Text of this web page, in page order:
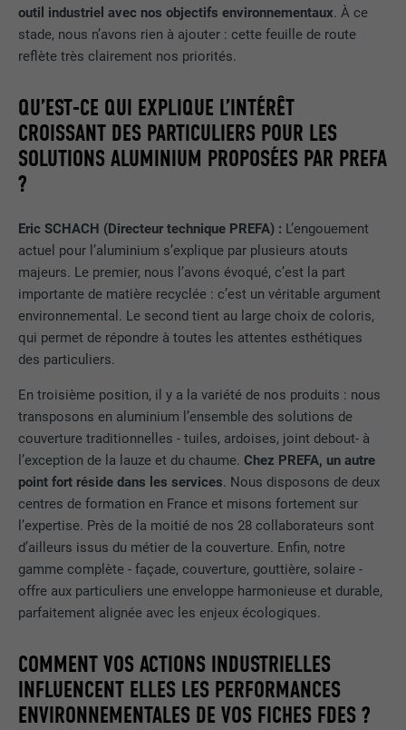
outil industriel avec nos objectifs environnementaux. À ce
stade, nous n’avons rien à ajouter : cette feuille de route
reflète très clairement nos priorités.
QU’EST-CE QUI EXPLIQUE L’INTÉRÊT
CROISSANT DES PARTICULIERS POUR LES
SOLUTIONS ALUMINIUM PROPOSÉES PAR PREFA
?
Eric SCHACH (Directeur technique PREFA) : L’engouement
actuel pour l’aluminium s’explique par plusieurs atouts
majeurs. Le premier, nous l’avons évoqué, c’est la part
importante de matière recyclée : c’est un véritable argument
environnemental. Le second tient au large choix de coloris,
qui permet de répondre à toutes les attentes esthétiques
des particuliers.
En troisième position, il y a la variété de nos produits : nous
transposons en aluminium l’ensemble des solutions de
couverture traditionnelles - tuiles, ardoises, joint debout- à
l’exception de la lauze et du chaume.Chez PREFA, un autre
point fort réside dans les services. Nous disposons de deux
centres de formation en France et misons fortement sur
l’expertise. Près de la moitié de nos 28 collaborateurs sont
d’ailleurs issus du métier de la couverture. Enfin, notre
gamme complète - façade, couverture, gouttière, solaire -
offre aux particuliers une enveloppe harmonieuse et durable,
parfaitement alignée avec les enjeux écologiques.
COMMENT VOS ACTIONS INDUSTRIELLES
INFLUENCENT ELLES LES PERFORMANCES
ENVIRONNEMENTALES DE VOS FICHES FDES ?